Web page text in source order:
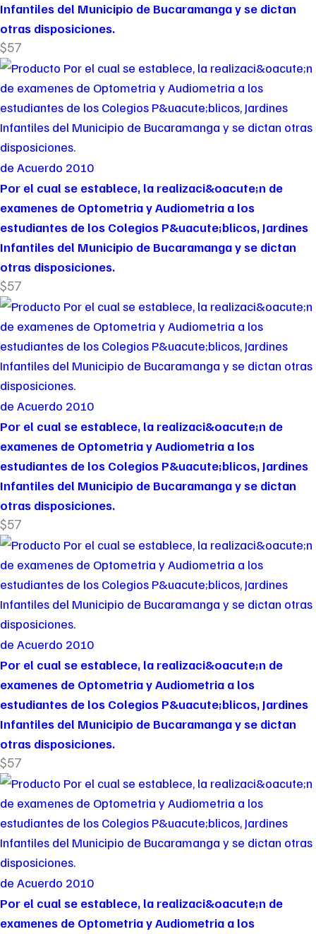
Infantiles del Municipio de Bucaramanga y se dictan
otras disposiciones.
$57
de Acuerdo 2010
Por el cual se establece, la realizaci&oacute;n de
examenes de Optometria y Audiometria a los
estudiantes de los Colegios P&uacute;blicos, Jardines
Infantiles del Municipio de Bucaramanga y se dictan
otras disposiciones.
$57
de Acuerdo 2010
Por el cual se establece, la realizaci&oacute;n de
examenes de Optometria y Audiometria a los
estudiantes de los Colegios P&uacute;blicos, Jardines
Infantiles del Municipio de Bucaramanga y se dictan
otras disposiciones.
$57
de Acuerdo 2010
Por el cual se establece, la realizaci&oacute;n de
examenes de Optometria y Audiometria a los
estudiantes de los Colegios P&uacute;blicos, Jardines
Infantiles del Municipio de Bucaramanga y se dictan
otras disposiciones.
$57
de Acuerdo 2010
Por el cual se establece, la realizaci&oacute;n de
examenes de Optometria y Audiometria a los